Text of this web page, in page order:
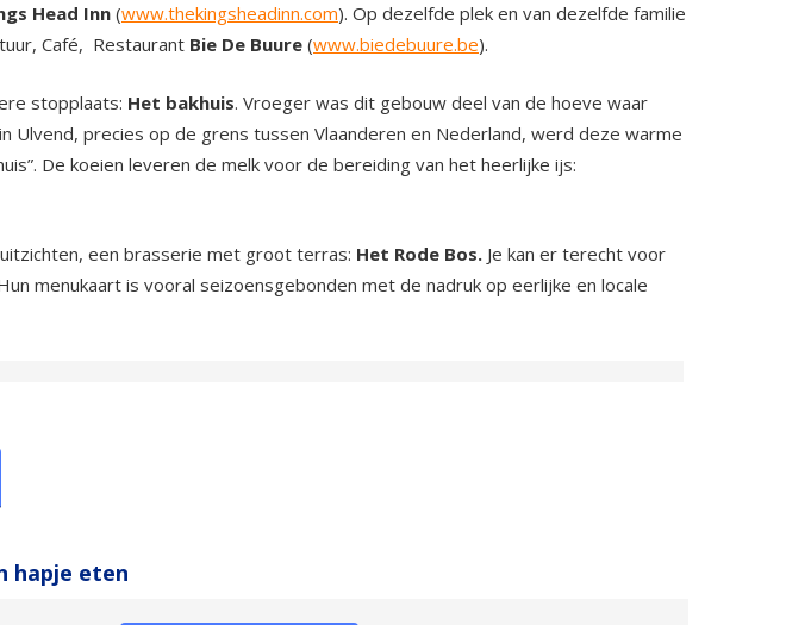
Head Inn(www.thekingsheadinn.com). Op dezelfde plek en van dezelfde familie
Café, Restaurant Bie De Buure (www.biedebuure.be).
stopplaats: Het bakhuis. Vroeger was dit gebouw deel van de hoeve waar
Ulvend, precies op de grens tussen Vlaanderen en Nederland, werd deze warme
De koeien leveren de melk voor de bereiding van het heerlijke ijs:
een brasserie met groot terras: Het Rode Bos. Je kan er terecht voor
menukaart is vooral seizoensgebonden met de nadruk op eerlijke en locale
hapje eten